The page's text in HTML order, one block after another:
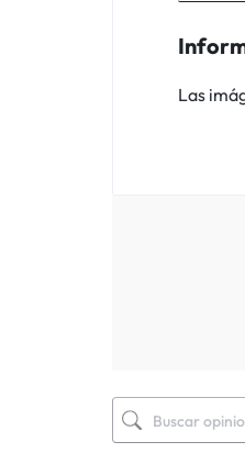
Las